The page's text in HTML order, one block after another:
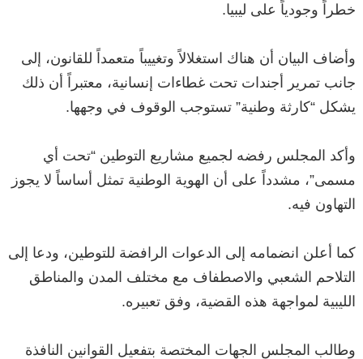
خطراً وجودياً على ليبيا.
‏وأضاف البيان أن هناك استغلالاً وتغييباً متعمداً للقانون، إلى
جانب تمرير أجندات تحت غطاءات إنسانية، معتبراً أن ذلك
يشكل “كارثة وطنية” تستوجب الوقوف في وجهها.
‏وأكد المجلس رفضه لجميع مشاريع التوطين “تحت أي
مسمى”، مشدداً على أن الهوية الوطنية تمثل أساساً لا يجوز
التهاون فيه.
‏كما أعلن انضمامه إلى الدعوات الرافضة للتوطين، ودعا إلى
التلاحم الشعبي والاصطفاف مع مختلف المدن والمناطق
الليبية لمواجهة هذه القضية، وفق تعبيره.
‏وطالب المجلس الجهات المختصة بتفعيل القوانين النافذة